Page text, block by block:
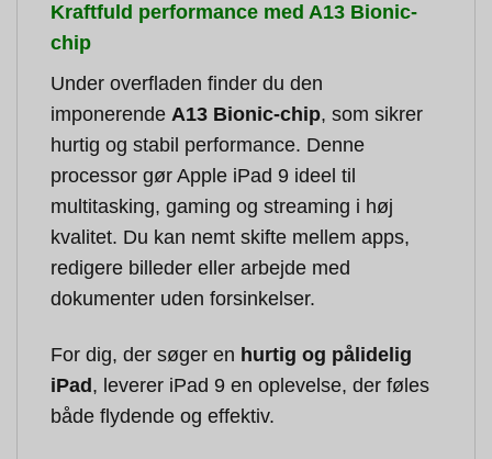
Kraftfuld performance med A13 Bionic-
chip
Under overfladen finder du den
imponerende A13 Bionic-chip, som sikrer
hurtig og stabil performance. Denne
processor gør Apple iPad 9 ideel til
multitasking, gaming og streaming i høj
kvalitet. Du kan nemt skifte mellem apps,
redigere billeder eller arbejde med
dokumenter uden forsinkelser.
For dig, der søger en hurtig og pålidelig
iPad, leverer iPad 9 en oplevelse, der føles
både flydende og effektiv.